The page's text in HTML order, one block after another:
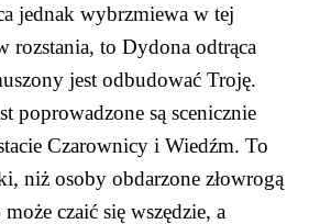
jednak wybrzmiewa w tej
rozstania, to Dydona odtrąca
jest odbudować Troję.
poprowadzone są scenicznie
Czarownicy i Wiedźm. To
niż osoby obdarzone złowrogą
czaić się wszędzie, a